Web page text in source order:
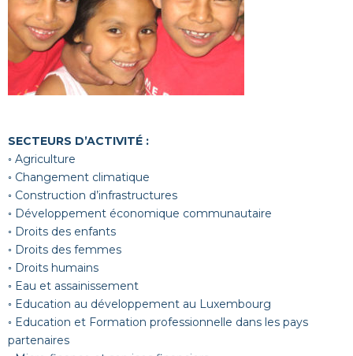
SECTEURS D’ACTIVITÉ :
◦ Agriculture
◦ Changement climatique
◦ Construction d’infrastructures
◦ Développement économique communautaire
◦ Droits des enfants
◦ Droits des femmes
◦ Droits humains
◦ Eau et assainissement
◦ Education au développement au Luxembourg
◦ Education et Formation professionnelle dans les pays
partenaires